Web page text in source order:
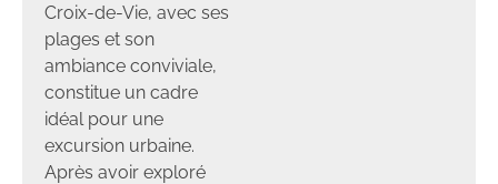
Croix-de-Vie, avec ses
plages et son
ambiance conviviale,
constitue un cadre
idéal pour une
excursion urbaine.
Après avoir exploré